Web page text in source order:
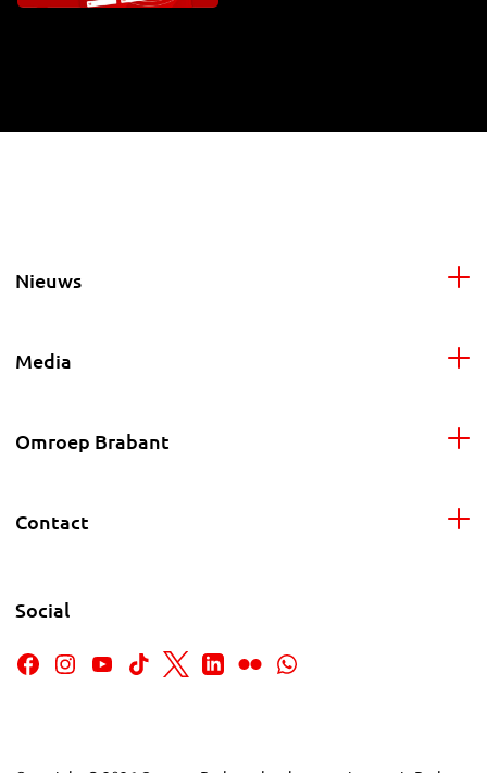
Nieuws
Media
Omroep Brabant
Contact
Social